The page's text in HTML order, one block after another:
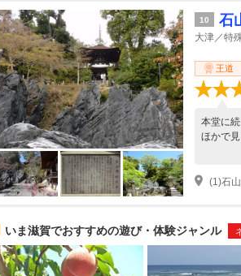
10 石
大津／特
王道
本堂に
ほかで
(1)石
いま滋賀でおすすめの遊び・体験ジャンル